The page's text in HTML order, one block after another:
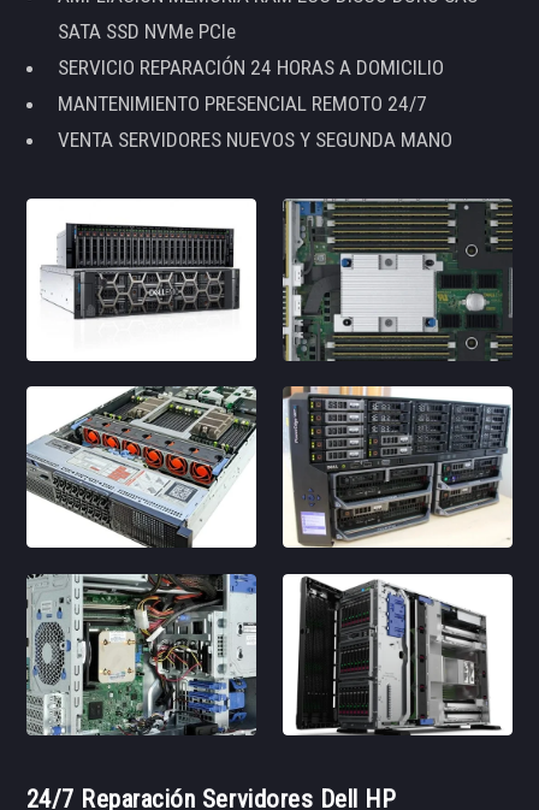
SATA SSD NVMe PCIe
SERVICIO REPARACIÓN 24 HORAS A DOMICILIO
MANTENIMIENTO PRESENCIAL REMOTO 24/7
VENTA SERVIDORES NUEVOS Y SEGUNDA MANO
24/7 Reparación Servidores Dell HP